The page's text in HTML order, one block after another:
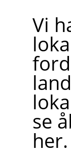
Vi
se
her.